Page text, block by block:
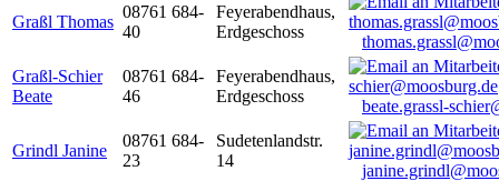
Graßl Thomas
08761 684-
40
Feyerabendhaus,
Erdgeschoss
Graßl-Schier
Beate
08761 684-
46
Feyerabendhaus,
Erdgeschoss
beate.grassl-
Grindl Janine
08761 684-
23
Sudetenlandstr.
14